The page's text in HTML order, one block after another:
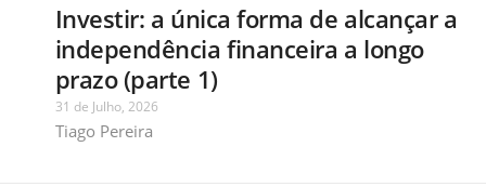
Investir: a única forma de alcançar a
independência financeira a longo
prazo (parte 1)
31 de Julho, 2026
Tiago Pereira